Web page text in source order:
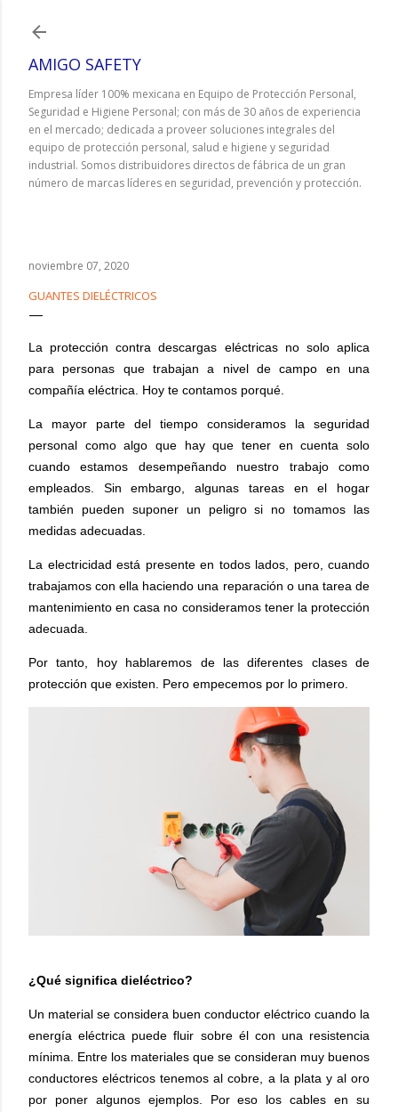
AMIGO SAFETY
Empresa líder 100% mexicana en Equipo de Protección Personal,
Seguridad e Higiene Personal; con más de 30 años de experiencia
en el mercado; dedicada a proveer soluciones integrales del
equipo de protección personal, salud e higiene y seguridad
industrial. Somos distribuidores directos de fábrica de un gran
número de marcas líderes en seguridad, prevención y protección.
noviembre 07, 2020
GUANTES DIELÉCTRICOS
La protección contra descargas eléctricas no solo aplica
para personas que trabajan a nivel de campo en una
compañía eléctrica. Hoy te contamos porqué.
La mayor parte del tiempo consideramos la seguridad
personal como algo que hay que tener en cuenta solo
cuando estamos desempeñando nuestro trabajo como
empleados. Sin embargo, algunas tareas en el hogar
también pueden suponer un peligro si no tomamos las
medidas adecuadas.
La electricidad está presente en todos lados, pero, cuando
trabajamos con ella haciendo una reparación o una tarea de
mantenimiento en casa no consideramos tener la protección
adecuada.
Por tanto, hoy hablaremos de las diferentes clases de
protección que existen. Pero empecemos por lo primero.
¿Qué significa dieléctrico?
Un material se considera buen conductor eléctrico cuando la
energía eléctrica puede fluir sobre él con una resistencia
mínima. Entre los materiales que se consideran muy buenos
conductores eléctricos tenemos al cobre, a la plata y al oro
por poner algunos ejemplos. Por eso los cables en su